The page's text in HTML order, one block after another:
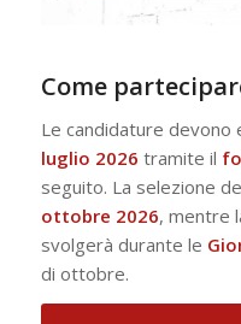
Come
Le candidature devono
luglio 2026 tramite il
seguito. La selezione
ottobre 2026, mentre
svolgerà durante le
di ottobre.